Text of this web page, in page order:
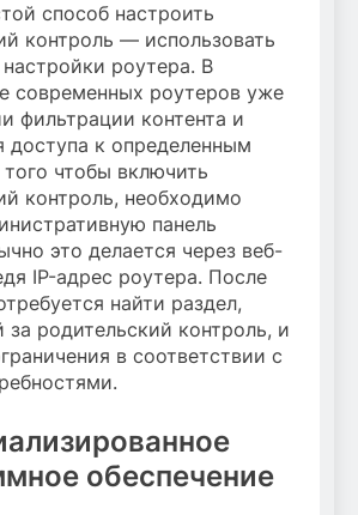
способ настроить
контроль — использовать
роутера. В
современных роутеров уже
фильтрации контента и
доступа к определенным
чтобы включить
контроль, необходимо
панель
это делается через веб-
IP-адрес роутера. После
найти раздел,
родительский контроль, и
в соответствии с
обеспечение